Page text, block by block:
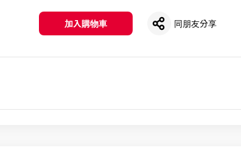
加入購物車 同朋友分享